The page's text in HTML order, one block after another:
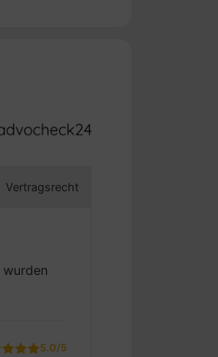
Vertragsrecht
5.0/5